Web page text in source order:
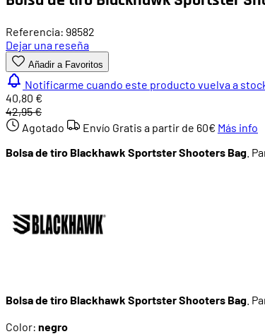
Referencia: 98582
Dejar una reseña
Añadir a Favoritos
Notificarme cuando este producto vuelva a
40,80 €
42,95 €
Agotado
Envío Gratis a partir de 60€ Más info
Bolsa de tiro Blackhawk Sportster Shooters Bag .
Bolsa de tiro Blackhawk Sportster Shooters Bag .
Color: negro